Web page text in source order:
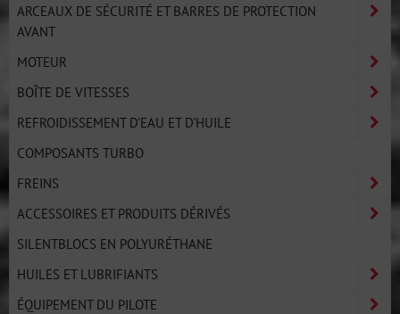
ARCEAUX DE SÉCURITÉ ET BARRES DE PROTECTION
AVANT
MOTEUR
BOÎTE DE VITESSES
REFROIDISSEMENT D'EAU ET D'HUILE
COMPOSANTS TURBO
FREINS
ACCESSOIRES ET PRODUITS DÉRIVÉS
SILENTBLOCS EN POLYURÉTHANE
HUILES ET LUBRIFIANTS
ÉQUIPEMENT DU PILOTE